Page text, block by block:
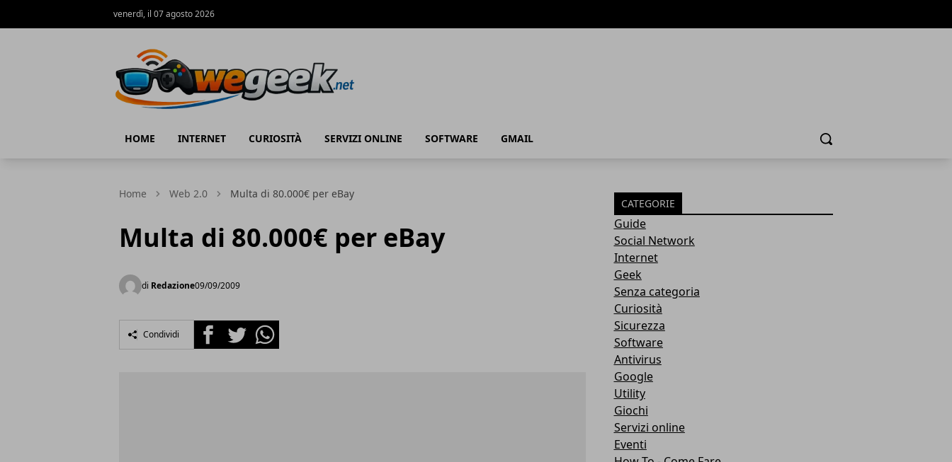
venerdì, il 07 agosto 2026
HOME INTERNET CURIOSITÀ SERVIZI ONLINE SOFTWARE GMAIL Cerca
Home Web 2.0 Multa di 80.000€ per eBay
Multa di 80.000€ per eBay
di Redazione09/09/2009
Condividi FacebookTwitterWhatsapp
CATEGORIE
Guide
Social Network
Internet
Geek
Senza categoria
Curiosità
Sicurezza
Software
Antivirus
Google
Utility
Giochi
Servizi online
Eventi